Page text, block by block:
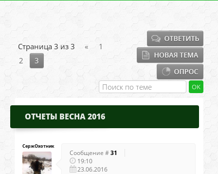
Страница 3 из 3 «
1
2
3
ОТЧЕТЫ ВЕСНА 2016
СержОхотник
Сообщение #31
19:10
23.06.2016